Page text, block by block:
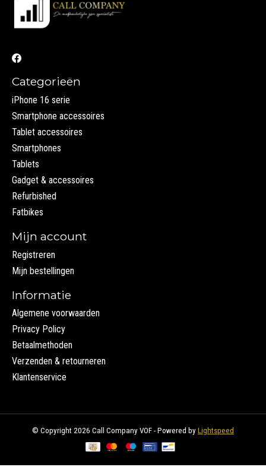
Categorieën
iPhone 16 serie
Smartphone accessoires
Tablet accessoires
Smartphones
Tablets
Gadget & accessoires
Refurbished
Fatbikes
Mijn account
Registreren
Mijn bestellingen
Informatie
Algemene voorwaarden
Privacy Policy
Betaalmethoden
Verzenden & retourneren
Klantenservice
© Copyright 2026 Call Company VOF - Powered by Lightspeed